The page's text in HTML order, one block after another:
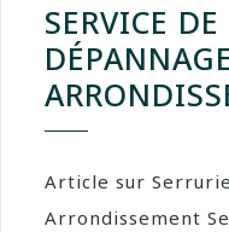
SERVICE
Article sur
Arrondissement